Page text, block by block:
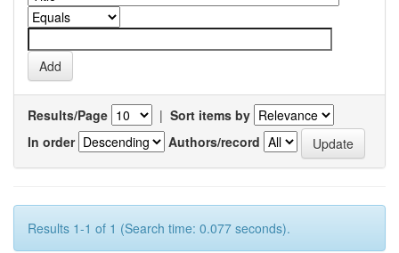
Results/Page | Sort items by
In order
Authors/record
Results 1-1 of 1 (Search time: 0.077 seconds).